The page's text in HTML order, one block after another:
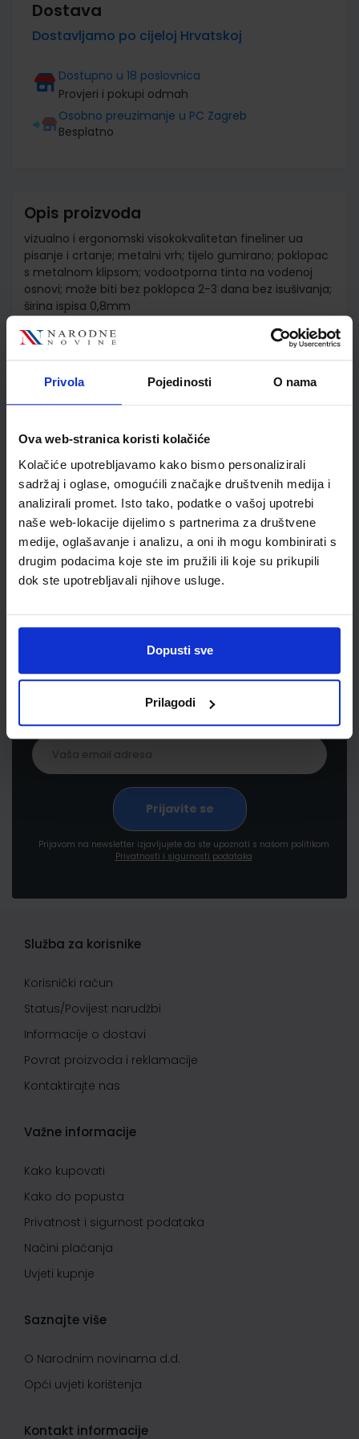
Privola Pojedinosti O nama
Ova web-stranica koristi kolačiće
Kolačiće upotrebljavamo kako bismo personalizirali
sadržaj i oglase, omogućili značajke društvenih medija i
analizirali promet. Isto tako, podatke o vašoj upotrebi
naše web-lokacije dijelimo s partnerima za društvene
medije, oglašavanje i analizu, a oni ih mogu kombinirati s
drugim podacima koje ste im pružili ili koje su prikupili
dok ste upotrebljavali njihove usluge.
Dopusti sve
Prilagodi
Dostava
Dostavljamo po cijeloj Hrvatskoj
Dostupno u 18 poslovnica
Provjeri i pokupi odmah
Osobno preuzimanje u PC Zagreb
Besplatno
Opis proizvoda
vizualno i ergonomski visokokvalitetan fineliner ua
pisanje i crtanje; metalni vrh; tijelo gumirano; poklopac
s metalnom klipsom; vodootporna tinta na vodenoj
osnovi; može biti bez poklopca 2-3 dana bez isušivanja;
širina ispisa 0,8mm
Detalji proizvoda
Šifra proizvoda
Newsletter prijava
Prijavite se kako bi primali informacije o novim
pogodnostima
Prijavom na newsletter izjavljujete da ste upoznati s našom politikom
Privatnosti i sigurnosti podataka
Služba za korisnike
Korisnički račun
Status/Povijest narudžbi
Informacije o dostavi
Povrat proizvoda i reklamacije
Kontaktirajte nas
Važne informacije
Kako kupovati
Kako do popusta
Privatnost i sigurnost podataka
Načini plaćanja
Uvjeti kupnje
Saznajte više
O Narodnim novinama d.d.
Opći uvjeti korištenja
Kontakt informacije